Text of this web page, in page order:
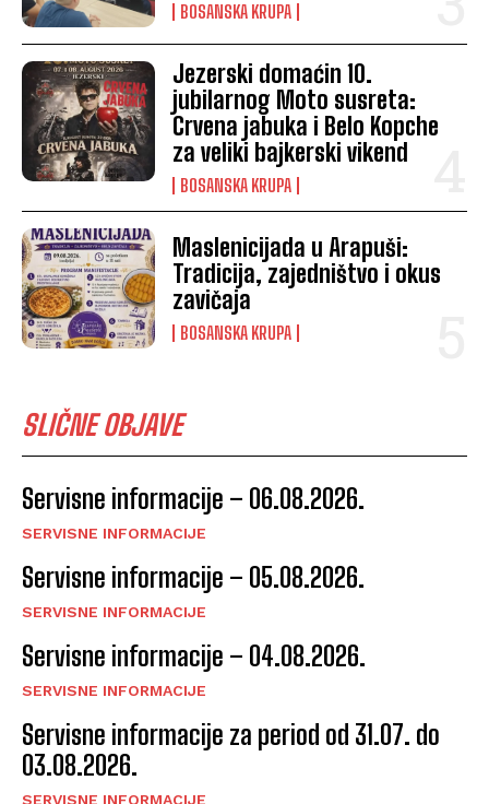
BOSANSKA KRUPA
Jezerski domaćin 10.
jubilarnog Moto susreta:
Crvena jabuka i Belo Kopche
za veliki bajkerski vikend
BOSANSKA KRUPA
Maslenicijada u Arapuši:
Tradicija, zajedništvo i okus
zavičaja
BOSANSKA KRUPA
SLIČNE OBJAVE
Servisne informacije – 06.08.2026.
SERVISNE INFORMACIJE
Servisne informacije – 05.08.2026.
SERVISNE INFORMACIJE
Servisne informacije – 04.08.2026.
SERVISNE INFORMACIJE
Servisne informacije za period od 31.07. do
03.08.2026.
SERVISNE INFORMACIJE